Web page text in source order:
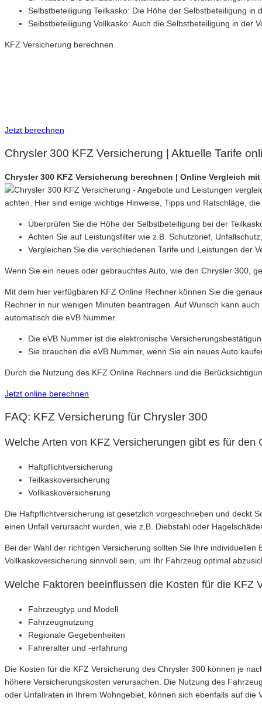
Selbstbeteiligung Teilkasko: Die Höhe der Selbstbeteiligung in
Selbstbeteiligung Vollkasko: Auch die Selbstbeteiligung in der
KFZ Versicherung berechnen
Jetzt berechnen
Chrysler 300 KFZ Versicherung | Aktuelle Tarife
Chrysler 300 KFZ Versicherung berechnen | Online Vergleich mit
achten. Hier sind einige wichtige Hinweise, Tipps und Ratschläge,
Überprüfen Sie die Höhe der Selbstbeteiligung bei der
Achten Sie auf Leistungsfilter wie z.B. Schutzbrief,
Vergleichen Sie die verschiedenen Tarife und Leistungen der
Wenn Sie ein neues oder gebrauchtes Auto, wie den Chrysler 300,
Mit dem hier verfügbaren KFZ Online Rechner können Sie die
Rechner in nur wenigen Minuten beantragen. Auf Wunsch kann
automatisch die eVB Nummer.
Die eVB Nummer ist die elektronische
Sie brauchen die eVB Nummer, wenn Sie ein neues Auto
Durch die Nutzung des KFZ Online Rechners und die
Jetzt online berechnen
FAQ: KFZ Versicherung für Chrysler 300
Welche Arten von KFZ Versicherungen gibt es für den
Haftpflichtversicherung
Teilkaskoversicherung
Vollkaskoversicherung
Die Haftpflichtversicherung ist gesetzlich vorgeschrieben und deckt
einen Unfall verursacht wurden, wie z.B. Diebstahl oder
Bei der Wahl der richtigen Versicherung sollten Sie Ihre
Vollkaskoversicherung sinnvoll sein, um Ihr Fahrzeug optimal
Welche Faktoren beeinflussen die Kosten für die KFZ
Fahrzeugtyp und Modell
Fahrzeugnutzung
Regionale Gegebenheiten
Fahreralter und -erfahrung
Die Kosten für die KFZ Versicherung des Chrysler 300 können je
höhere Versicherungskosten verursachen. Die Nutzung des
oder Unfallraten in Ihrem Wohngebiet, können sich ebenfalls auf